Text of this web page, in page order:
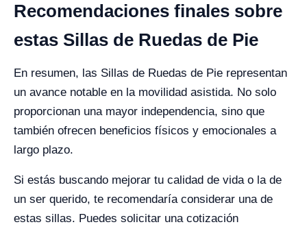
Recomendaciones finales sobre
estas Sillas de Ruedas de Pie
En resumen, las Sillas de Ruedas de Pie representan
un avance notable en la movilidad asistida. No solo
proporcionan una mayor independencia, sino que
también ofrecen beneficios físicos y emocionales a
largo plazo.
Si estás buscando mejorar tu calidad de vida o la de
un ser querido, te recomendaría considerar una de
estas sillas. Puedes solicitar una cotización